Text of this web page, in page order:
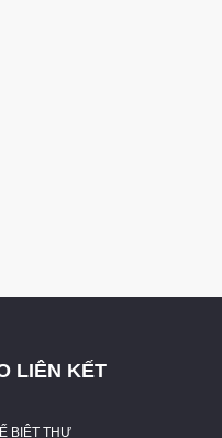
LIÊN KẾT
BIỆT THỰ